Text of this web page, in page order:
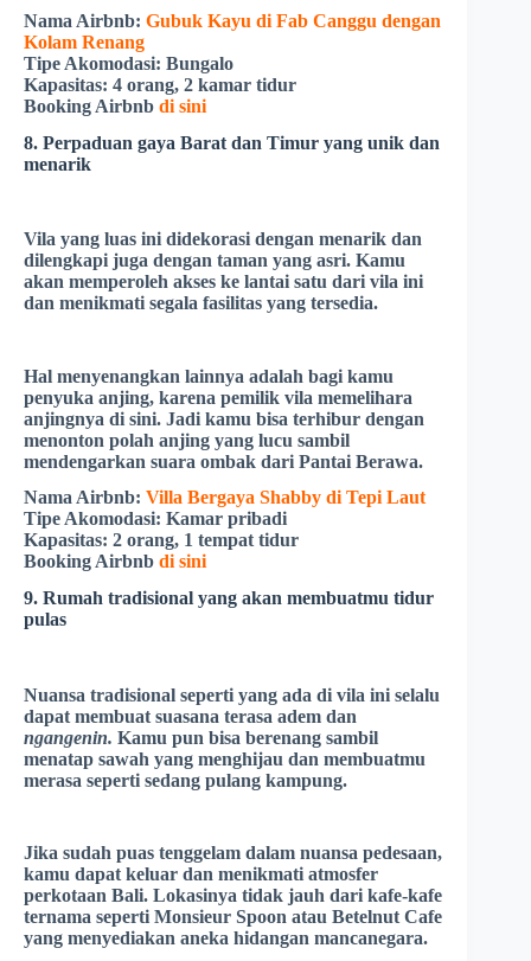
Nama Airbnb: Gubuk Kayu di Fab Canggu dengan
Kolam Renang
Tipe Akomodasi: Bungalo
Kapasitas: 4 orang, 2 kamar tidur
Booking Airbnb di sini
8. Perpaduan gaya Barat dan Timur yang unik dan
menarik
Vila yang luas ini didekorasi dengan menarik dan
dilengkapi juga dengan taman yang asri. Kamu
akan memperoleh akses ke lantai satu dari vila ini
dan menikmati segala fasilitas yang tersedia.
Hal menyenangkan lainnya adalah bagi kamu
penyuka anjing, karena pemilik vila memelihara
anjingnya di sini. Jadi kamu bisa terhibur dengan
menonton polah anjing yang lucu sambil
mendengarkan suara ombak dari Pantai Berawa.
Nama Airbnb: Villa Bergaya Shabby di Tepi Laut
Tipe Akomodasi: Kamar pribadi
Kapasitas: 2 orang, 1 tempat tidur
Booking Airbnb di sini
9. Rumah tradisional yang akan membuatmu tidur
pulas
Nuansa tradisional seperti yang ada di vila ini selalu
dapat membuat suasana terasa adem dan
ngangenin. Kamu pun bisa berenang sambil
menatap sawah yang menghijau dan membuatmu
merasa seperti sedang pulang kampung.
Jika sudah puas tenggelam dalam nuansa pedesaan,
kamu dapat keluar dan menikmati atmosfer
perkotaan Bali. Lokasinya tidak jauh dari kafe-kafe
ternama seperti Monsieur Spoon atau Betelnut Cafe
yang menyediakan aneka hidangan mancanegara.